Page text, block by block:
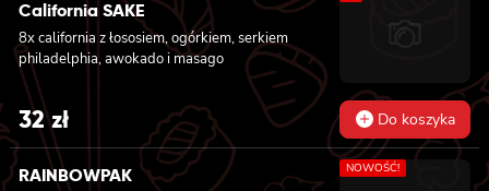
futomaki z krewetką w tempurze, ogórkiem,
sałatą i majonezem lekko pikantnym, 8x maki
z kanpyo
California SAKE
8x california z łososiem, ogórkiem, serkiem
philadelphia, awokado i masago
32zł Do koszyka
RAINBOWPAK NOWOŚĆ!